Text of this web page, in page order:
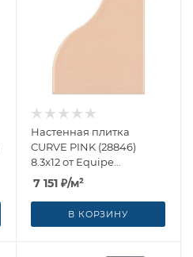
Настенная плитка
CURVE PINK (28846)
8.3x12 от Equipe
Ceramicas (Испания)
7 151 ₽/м²
В КОРЗИНУ